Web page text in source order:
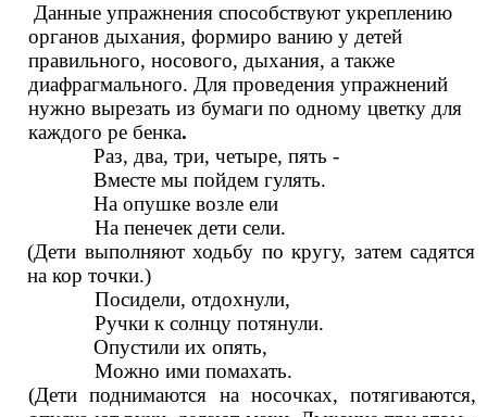
Данные упражнения способствуют укреплению
органов дыхания, формиро ванию у детей
правильного, носового, дыхания, а также
диафрагмального. Для проведения упражнений
нужно вырезать из бумаги по одному цветку для
каждого ре бенка.
Раз, два, три, четыре, пять -
Вместе мы пойдем гулять.
На опушке возле ели
На пенечек дети сели.
(Дети выполняют ходьбу по кругу, затем садятся
на кор точки.)
Посидели, отдохнули,
Ручки к солнцу потянули.
Опустили их опять,
Можно ими помахать.
(Дети поднимаются на носочках, потягиваются,